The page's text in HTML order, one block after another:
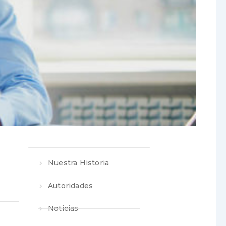
Nuestra Historia
Autoridades
Noticias